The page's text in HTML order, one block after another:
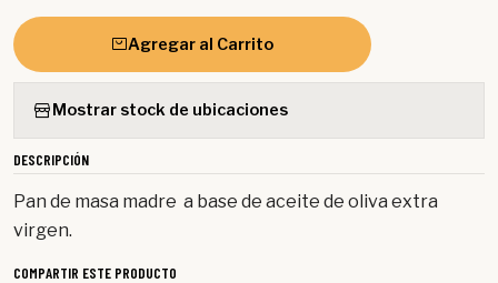
Agregar al Carrito
Mostrar stock de ubicaciones
DESCRIPCIÓN
Pan de masa madre a base de aceite de oliva extra
virgen.
COMPARTIR ESTE PRODUCTO